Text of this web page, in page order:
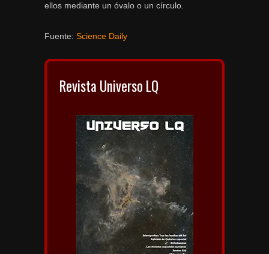
ellos mediante un óvalo o un círculo.
Fuente: Science Daily
Revista Universo LQ